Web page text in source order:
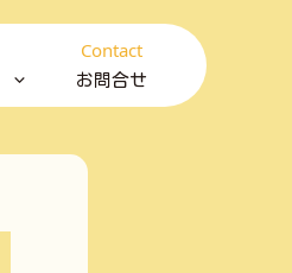
Contact
お問合せ